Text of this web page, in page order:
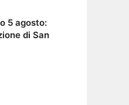
5 agosto:
di San